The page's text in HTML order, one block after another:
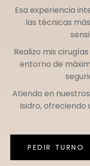
Esa experiencia
las técnicas
Realizo mis
entorno de
Atiendo en
Isidro, ofreciendo
PEDIR TURNO